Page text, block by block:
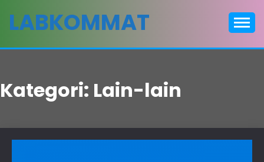
LABKOMMAT
Kategori: Lain-lain